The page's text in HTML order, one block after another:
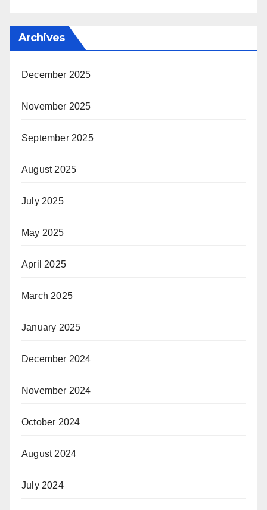
Archives
December 2025
November 2025
September 2025
August 2025
July 2025
May 2025
April 2025
March 2025
January 2025
December 2024
November 2024
October 2024
August 2024
July 2024